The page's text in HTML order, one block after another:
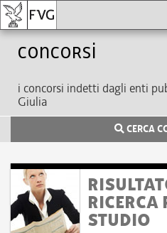
Concorsi
i concorsi indetti dagli enti
Giulia
CERCA
RICERCA
STUDIO